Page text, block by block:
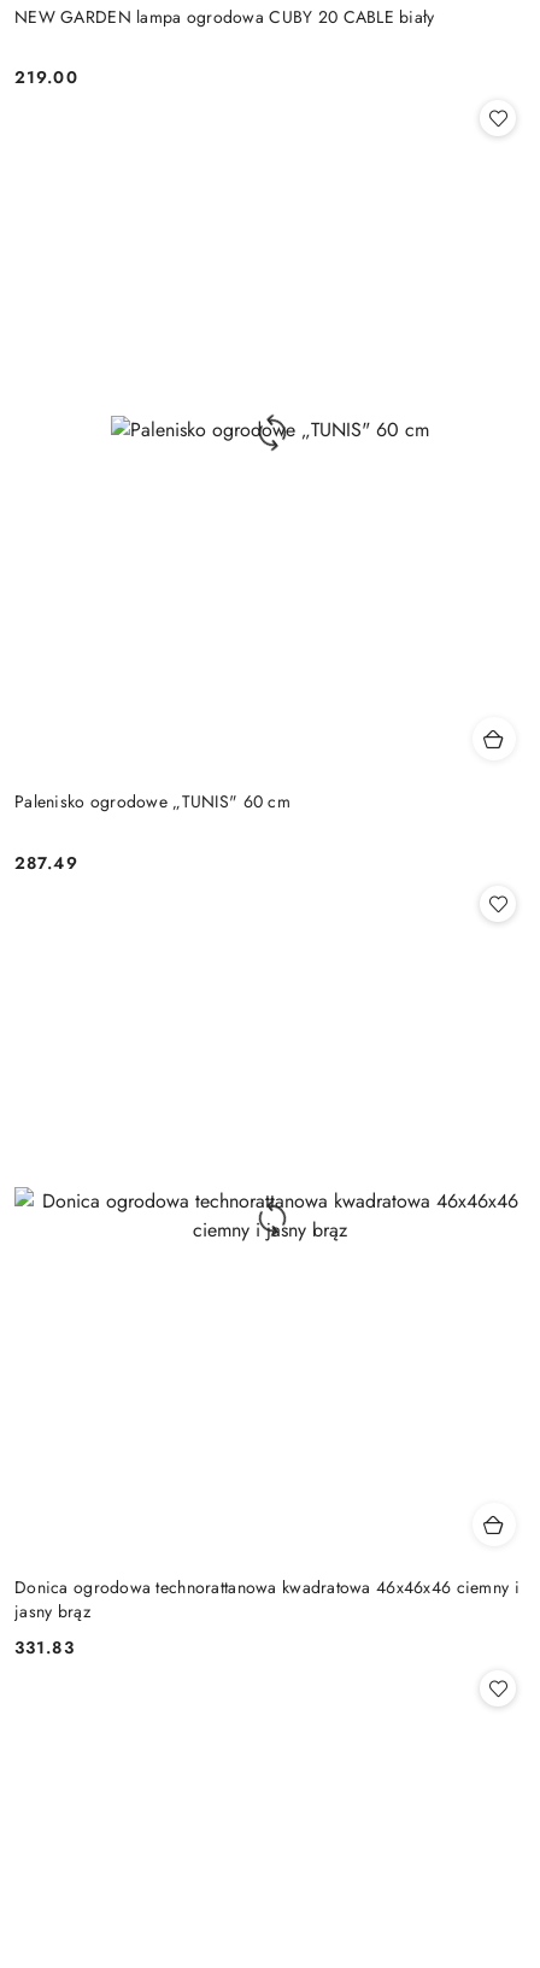
NEW GARDEN lampa ogrodowa CUBY 20 CABLE biały
Cena:
219.00
Palenisko ogrodowe „TUNIS" 60 cm
Cena:
287.49
Donica ogrodowa technorattanowa kwadratowa 46x46x46 ciemny i
jasny brąz
Cena:
331.83